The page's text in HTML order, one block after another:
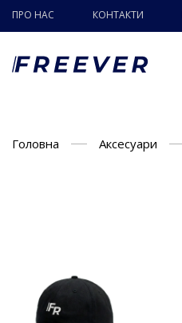
ПРО НАС КОНТАКТИ
Головна Аксесуари